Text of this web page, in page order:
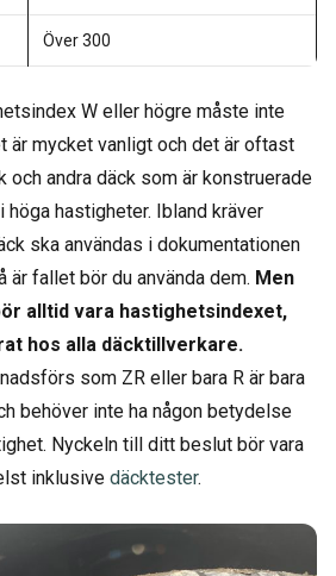
Över 300
W eller högre måste inte
är mycket vanligt och det är oftast
och andra däck som är konstruerade
hastigheter. Ibland kräver
ska användas i dokumentationen
är fallet bör du använda dem. Men
alltid vara hastighetsindexet,
hos alla däcktillverkare.
som ZR eller bara R är bara
behöver inte ha någon betydelse
Nyckeln till ditt beslut bör vara
inklusive däcktester.